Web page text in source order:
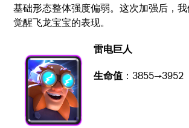
基础形态整体强度偏弱。这次加强后，
觉醒飞龙宝宝的表现。
雷电巨人
生命值 ：3855→3952